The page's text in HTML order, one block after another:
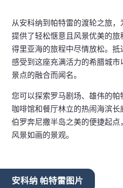
从安科纳到帕特雷的渡轮之旅
提供了轻松惬意且风景优美的
得里亚海的旅程中尽情放松。
感受到这座充满活力的希腊城
景点的融合而闻名。
您可以探索罗马剧场、雄伟的
咖啡馆和餐厅林立的热闹海滨
伯罗奔尼撒半岛之美的便捷起
风景如画的景观。
安科纳 帕特雷图片